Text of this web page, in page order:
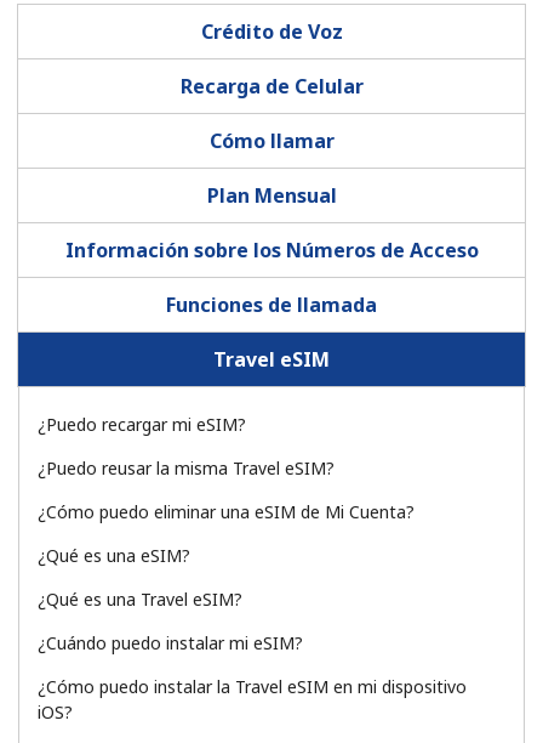
No se ha creado una contraseña
Mínimo 8 caracteres
Una letra mayúscula y una minúscula
Un número
Un caracter especial
Mantente en contacto para recibir nuestras mejores
estos Términos y condiciones.
Crédito de Voz
Recarga de Celular
Cómo llamar
Plan Mensual
Información sobre los Números de Acceso
Funciones de llamada
Travel eSIM
¿Puedo recargar mi eSIM?
¿Puedo reusar la misma Travel eSIM?
¿Cómo puedo eliminar una eSIM de Mi Cuenta?
¿Qué es una eSIM?
¿Qué es una Travel eSIM?
¿Cuándo puedo instalar mi eSIM?
¿Cómo puedo instalar la Travel eSIM en mi dispositivo
iOS?